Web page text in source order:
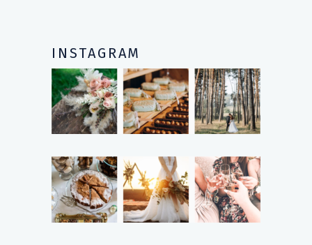
INSTAGRAM